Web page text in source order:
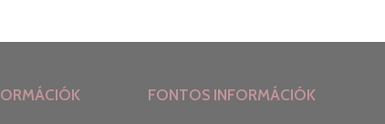
FONTOS INFORMÁCIÓK